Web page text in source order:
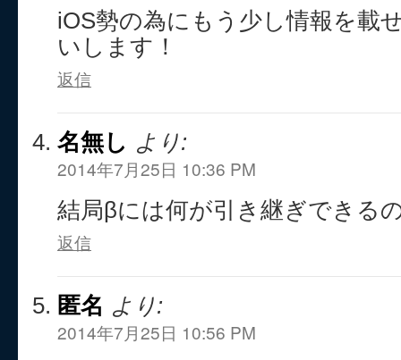
iOS勢の為にもう少し情報を載
いします！
返信
名無し より:
2014年7月25日 10:36 PM
結局βには何が引き継ぎできる
返信
匿名 より:
2014年7月25日 10:56 PM